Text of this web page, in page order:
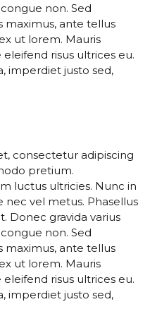
non. Sed
maximus, ante tellus
ut lorem. Mauris
risus ultrices eu.
imperdiet justo sed,
consectetur adipiscing
pretium.
luctus ultricies. Nunc in
nec vel metus. Phasellus
Donec gravida varius
non. Sed
maximus, ante tellus
ut lorem. Mauris
risus ultrices eu.
imperdiet justo sed,